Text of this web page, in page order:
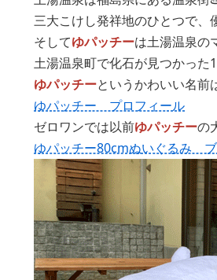
三大こけし発祥地のひとつで、
そしてゆパッチーは土湯温泉の
土湯温泉町で化石が見つかっ
ゆパッチーというかわいい名前
ゆパッチー プロフィール
ゼロワンでは以前ゆパッチーの
ゆパッチー80cmぬいぐるみ